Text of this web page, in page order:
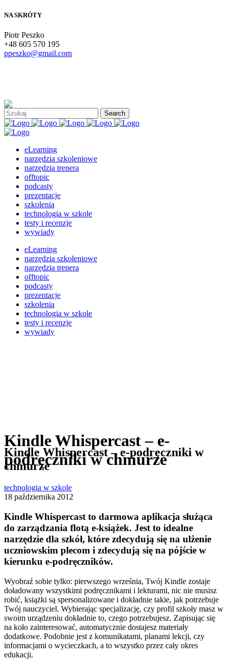
NA SKRÓTY
Piotr Peszko
+48 605 570 195
ppeszko@gmail.com
eLearning
narzędzia szkoleniowe
narzędzia trenera
offtopic
podcasty
prezentacje
szkolenia
technologia w szkole
testy i recenzje
wywiady
eLearning
narzędzia szkoleniowe
narzędzia trenera
offtopic
podcasty
prezentacje
szkolenia
technologia w szkole
testy i recenzje
wywiady
Kindle Whispercast – e-
podręczniki w chmurze
Kindle Whispercast – e-podręczniki w
chmurze
technologia w szkole
18 października 2012
Kindle Whispercast to darmowa aplikacja służąca
do zarządzania flotą e-książek. Jest to idealne
narzędzie dla szkół, które zdecydują się na ulżenie
uczniowskim plecom i zdecydują się na pójście w
kierunku e-podręczników.
Wyobraź sobie tylko: pierwszego września, Twój Kindle zostaje
doładowany wszystkimi podręcznikami i lekturami, nic nie musisz
robić, książki są spersonalizowane i dokładnie takie, jak potrzebuje
Twój nauczyciel. Wybierając specjalizację, czy profil szkoły masz w
swoim urządzeniu dokładnie to, czego potrzebujesz. Zapisując się
na koło zainteresować, automatycznie dostajesz materiały
dodatkowe. Podobnie jest z komunikatami, planami lekcji, czy
informacjami o wycieczkach, a to wszystko przez cały okres
edukacji.